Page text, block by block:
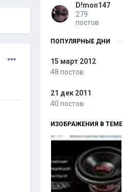
D!mon147
279
постов
ПОПУЛЯРНЫЕ ДНИ
15 март 2012
48 постов
21 дек 2011
40 постов
ИЗОБРАЖЕНИЯ В ТЕМЕ